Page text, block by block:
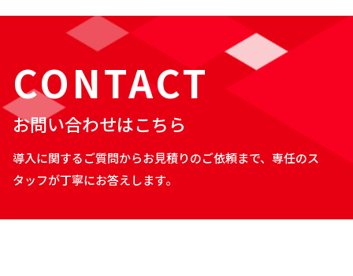
CONTACT
お問い合わせはこちら
導入に関するご質問からお見積りのご依頼まで、専任のス
タッフが丁寧にお答えします。